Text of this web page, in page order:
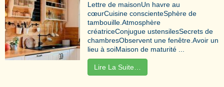
Lettre de maisonUn havre au
cœurCuisine conscienteSphère de
tambouille.Atmosphère
créatriceConjugue ustensilesSecrets de
chambresObservent une fenêtre.Avoir un
lieu à soiMaison de maturité ...
Lire La Suite…